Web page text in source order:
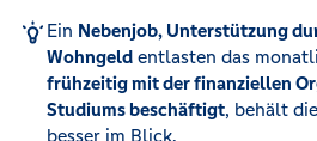
Ein Nebenjob, Unterstützung
Wohngeldentlasten das
frühzeitig mit der finanziellen
Studiums beschäftigt, behält
besser im Blick.